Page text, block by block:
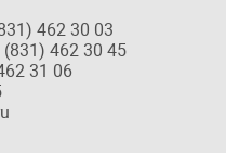
462 30 03
462 30 45
31 06